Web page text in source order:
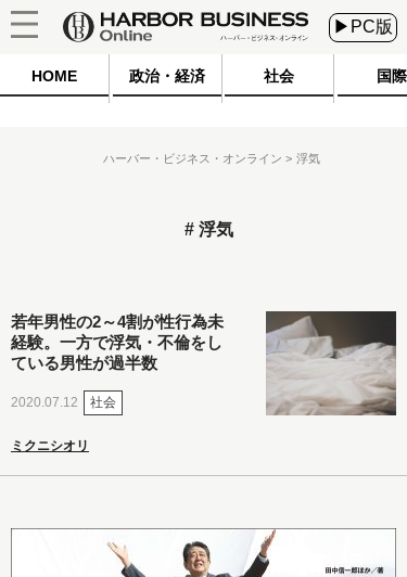
▶PC版
HOME 政治・経済 社会 国際
ハーバー・ビジネス・オンライン 浮気
浮気
若年男性の2～4割が性行為未
経験。一方で浮気・不倫をし
ている男性が過半数
2020.07.12 社会
ミクニシオリ